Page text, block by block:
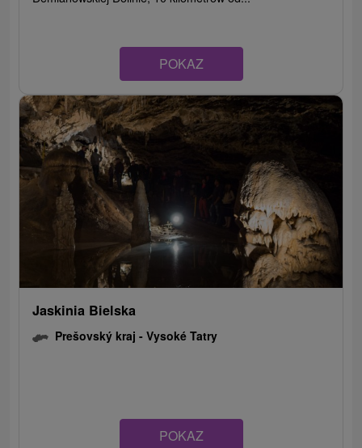
POKAZ
Jaskinia Bielska
Prešovský kraj -Vysoké Tatry
POKAZ